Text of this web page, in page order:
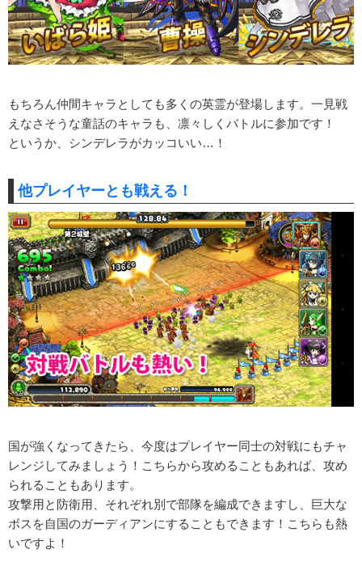
もちろん仲間キャラとしても多くの英霊が登場します。一見戦
えなさそうな童話のキャラも、凛々しくバトルに参加です！
というか、シンデレラがカッコいい…！
他プレイヤーとも戦える！
国が強くなってきたら、今度はプレイヤー同士の対戦にもチャ
レンジしてみましょう！こちらから攻めることもあれば、攻め
られることもあります。
攻撃用と防衛用、それぞれ別で部隊を編成できますし、巨大な
ボスを自国のガーディアンにすることもできます！こちらも熱
いですよ！